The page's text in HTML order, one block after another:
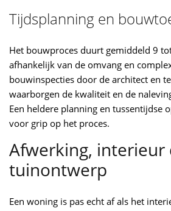
Tijdsplanning en
Het bouwproces duurt gemiddeld 9
afhankelijk van de omvang en
bouwinspecties door de architect en
waarborgen de kwaliteit en de
Een heldere planning en tussentijdse
voor grip op het proces.
Afwerking, interieur
tuinontwerp
Een woning is pas echt af als het